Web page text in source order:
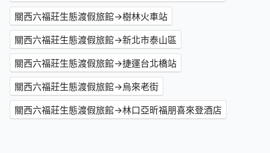
關西六福莊生態渡假旅館→樹林火車站
關西六福莊生態渡假旅館→新北市泰山區
關西六福莊生態渡假旅館→捷運台北橋站
關西六福莊生態渡假旅館→烏來老街
關西六福莊生態渡假旅館→林口亞昕福朋喜來登酒店